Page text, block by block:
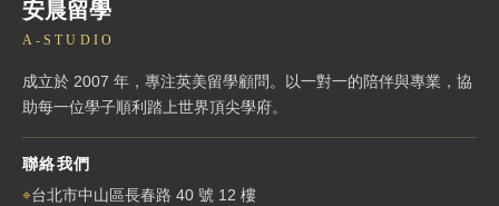
安晨留學
A-STUDIO
成立於 2007 年，專注英美留學顧問。以一對一的陪伴與專業，協
助每一位學子順利踏上世界頂尖學府。
聯絡我們
⌖台北市中山區長春路 40 號 12 樓